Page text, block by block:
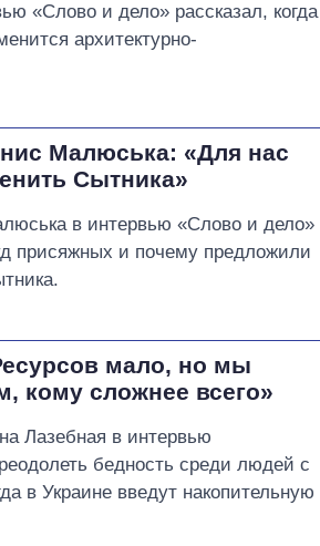
«Слово и дело» рассказал, когда
архитектурно-
Малюська: «Для нас
Сытника»
в интервью «Слово и дело»
присяжных и почему предложили
мало, но мы
кому сложнее всего»
Лазебная в интервью
бедность среди людей с
в Украине введут накопительную